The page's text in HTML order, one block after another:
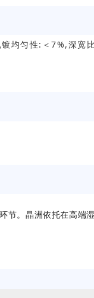
均匀性:＜7%,深宽比
。晶洲依托在高端